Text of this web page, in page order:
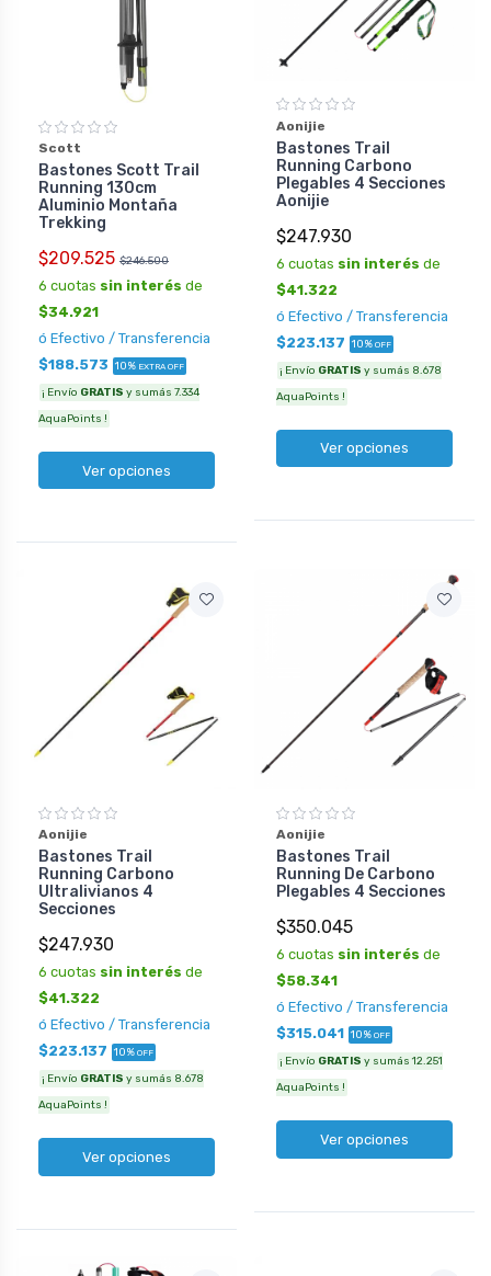
Scott
Bastones Scott Trail
Running 130cm
Aluminio Montaña
Trekking
$209.525 $246.500
6 cuotas sin interés de
$34.921
ó Efectivo / Transferencia
$188.573 10% EXTRA OFF
¡ Envío GRATIS y sumás 7.334
AquaPoints !
Ver opciones
Aonijie
Bastones Trail
Running Carbono
Plegables 4 Secciones
Aonijie
$247.930
6 cuotas sin interés de
$41.322
ó Efectivo / Transferencia
$223.137 10% OFF
¡ Envío GRATIS y sumás 8.678
AquaPoints !
Ver opciones
Aonijie
Bastones Trail
Running Carbono
Ultralivianos 4
Secciones
$247.930
6 cuotas sin interés de
$41.322
ó Efectivo / Transferencia
$223.137 10% OFF
¡ Envío GRATIS y sumás 8.678
AquaPoints !
Ver opciones
Aonijie
Bastones Trail
Running De Carbono
Plegables 4 Secciones
$350.045
6 cuotas sin interés de
$58.341
ó Efectivo / Transferencia
$315.041 10% OFF
¡ Envío GRATIS y sumás 12.251
AquaPoints !
Ver opciones